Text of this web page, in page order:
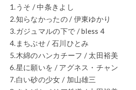
1.うそ / 中条きよし
2.知らなかったの / 伊東ゆかり
3.ガジュマルの下で / bless 4
4.まちぶせ / 石川ひとみ
5.木綿のハンカチーフ / 太田裕美
6.星に願いを / アグネス・チャン
7.白い砂の少女 / 加山雄三